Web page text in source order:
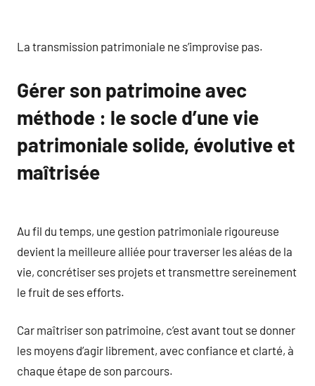
La transmission patrimoniale ne s’improvise pas.
Gérer son patrimoine avec
méthode : le socle d’une vie
patrimoniale solide, évolutive et
maîtrisée
Au fil du temps, une gestion patrimoniale rigoureuse
devient la meilleure alliée pour traverser les aléas de la
vie, concrétiser ses projets et transmettre sereinement
le fruit de ses efforts.
Car maîtriser son patrimoine, c’est avant tout se donner
les moyens d’agir librement, avec confiance et clarté, à
chaque étape de son parcours.